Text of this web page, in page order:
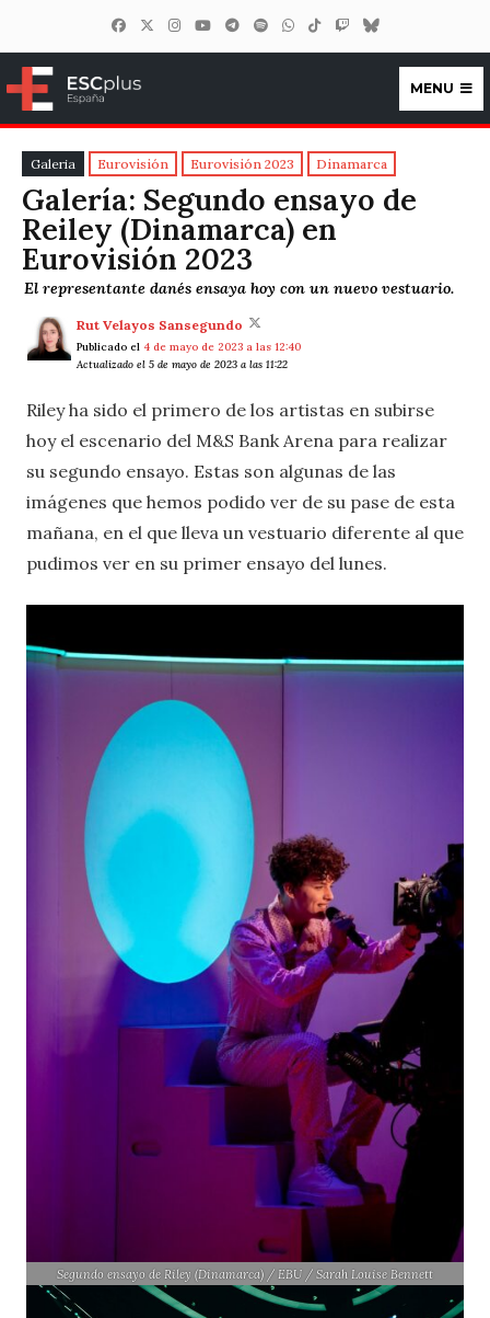
ESCplus España
MENU
Galeria Eurovisión Eurovisión 2023 Dinamarca
Galería: Segundo ensayo de
Reiley (Dinamarca) en
Eurovisión 2023
El representante danés ensaya hoy con un nuevo vestuario.
Rut Velayos Sansegundo
Publicado el 4 de mayo de 2023 a las 12:40
Actualizado el 5 de mayo de 2023 a las 11:22
Riley ha sido el primero de los artistas en subirse
hoy el escenario del M&S Bank Arena para realizar
su segundo ensayo. Estas son algunas de las
imágenes que hemos podido ver de su pase de esta
mañana, en el que lleva un vestuario diferente al que
pudimos ver en su primer ensayo del lunes.
Segundo ensayo de Riley (Dinamarca) / EBU / Sarah Louise Bennett